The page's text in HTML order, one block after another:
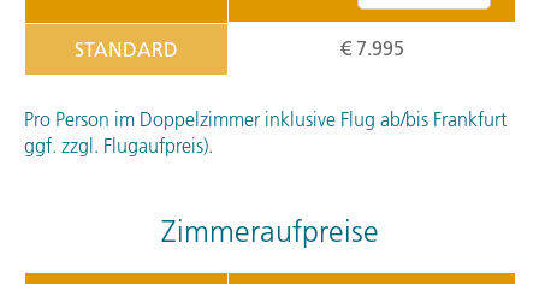
STANDARD € 7.995
Pro Person im Doppelzimmer inklusive Flug ab/bis Frankfurt
ggf. zzgl. Flugaufpreis).
Zimmeraufpreise